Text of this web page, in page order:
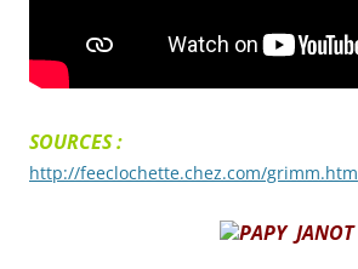
SOURCES :
http://feeclochette.chez.com/grimm.htm
PAPY JANOT